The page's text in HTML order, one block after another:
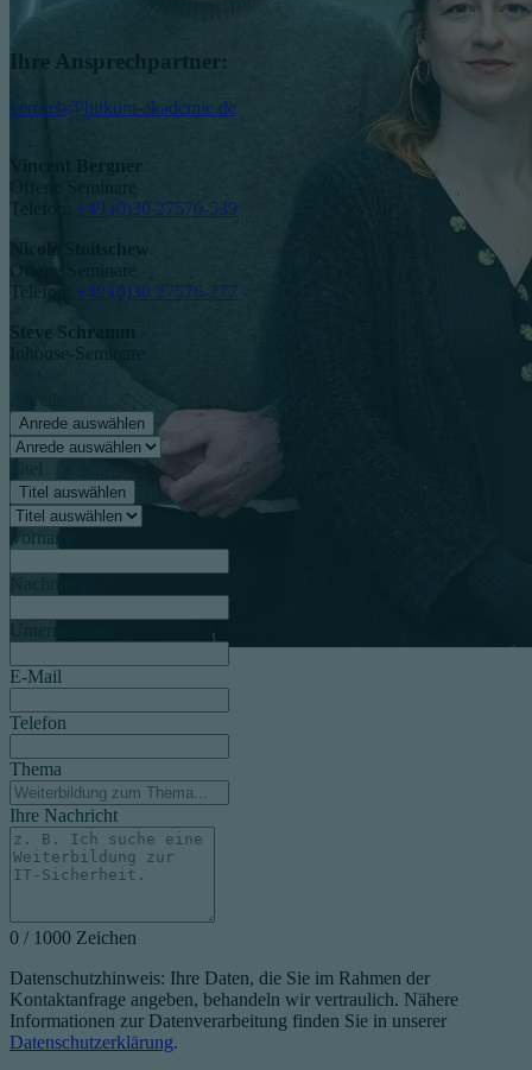
Ihre Ansprechpartner:
vertrieb@bitkom-akademie.de
Vincent Bergner
Offene Seminare
+49 (0)30 27576-539
Nicole Stoitschew
Offene Seminare
Telefon: +49 (0)30 27576-277
Steve Schramm
Inhouse-Seminare
Anrede auswählen
Titel
Titel auswählen
Vorname
E-Mail
Telefon
Thema
Ihre Nachricht
0 / 1000 Zeichen
Datenschutzhinweis: Ihre Daten, die Sie im Rahmen der
Kontaktanfrage angeben, behandeln wir vertraulich. Nähere
Informationen zur Datenverarbeitung finden Sie in unserer
Datenschutzerklärung.